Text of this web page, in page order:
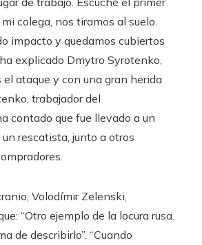
colega, nos tiramos al suelo.
impacto y quedamos cubiertos
explicado Dmytro Syrotenko,
el ataque y con una gran herida
trabajador del
contado que fue llevado a un
un rescatista, junto a otros
Volodímir Zelenski,
“Otro ejemplo de la locura rusa.
de describirlo”. “Cuando